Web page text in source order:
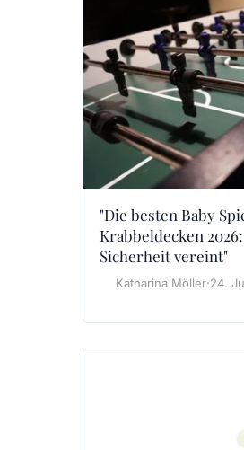
"Die besten Baby
Krabbeldecken
Sicherheit vereint"
Katharina Möller·24.